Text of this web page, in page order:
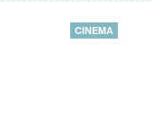
CINEMA